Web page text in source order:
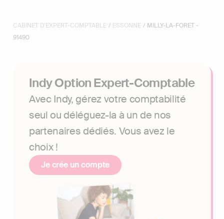
CABINET D'EXPERT-COMPTABLE / ESSONNE / MILLY-LA-FORET -
91490
Indy Option Expert-Comptable
Avec Indy, gérez votre comptabilité
seul ou déléguez-la à un de nos
partenaires dédiés. Vous avez le
choix !
Je crée un compte